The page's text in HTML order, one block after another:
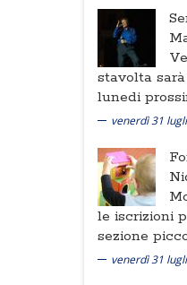
stavolta
lunedi
venerdì 31
le iscrizioni
sezione
venerdì 31